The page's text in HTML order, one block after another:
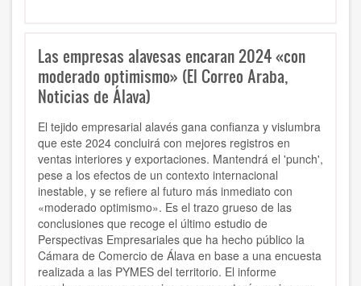
Las empresas alavesas encaran 2024 «con
moderado optimismo» (El Correo Araba,
Noticias de Álava)
El tejido empresarial alavés gana confianza y vislumbra
que este 2024 concluirá con mejores registros en
ventas interiores y exportaciones. Mantendrá el 'punch',
pese a los efectos de un contexto internacional
inestable, y se refiere al futuro más inmediato con
«moderado optimismo». Es el trazo grueso de las
conclusiones que recoge el último estudio de
Perspectivas Empresariales que ha hecho público la
Cámara de Comercio de Álava en base a una encuesta
realizada a las PYMES del territorio. El informe